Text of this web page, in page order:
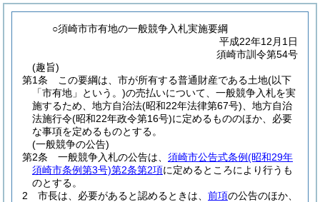
○須崎市市有地の一般競争入札実施要綱
平成22年12月1日
須崎市訓令第54号
(趣旨)
第1条
この要綱は、市が所有する普通財産である土地(以下
「市有地」という。)の売払いについて、一般競争入札を実
施するため、地方自治法(昭和22年法律第67号) 、地方自治
法施行令(昭和22年政令第16号)に定めるもののほか、必要
な事項を定めるものとする。
(一般競争の公告)
第2条
一般競争入札の公告は、 須崎市公告式条例(昭和29年
須崎市条例第3号)第2条第2項に定めるところにより行うも
のとする。
2
市長は、必要があると認めるときは、 前項の公告のほか、